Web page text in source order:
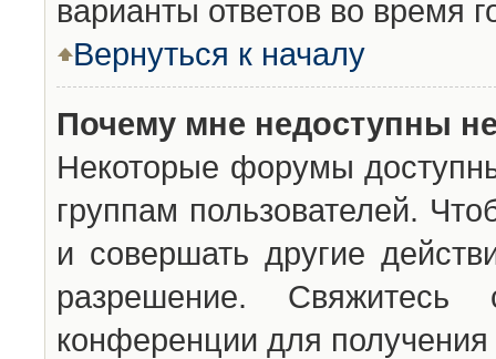
варианты ответов во время
Вернуться к началу
Почему мне недоступны
Некоторые форумы
группам пользователей.
и совершать другие
разрешение. Свяжитесь
конференции для получения